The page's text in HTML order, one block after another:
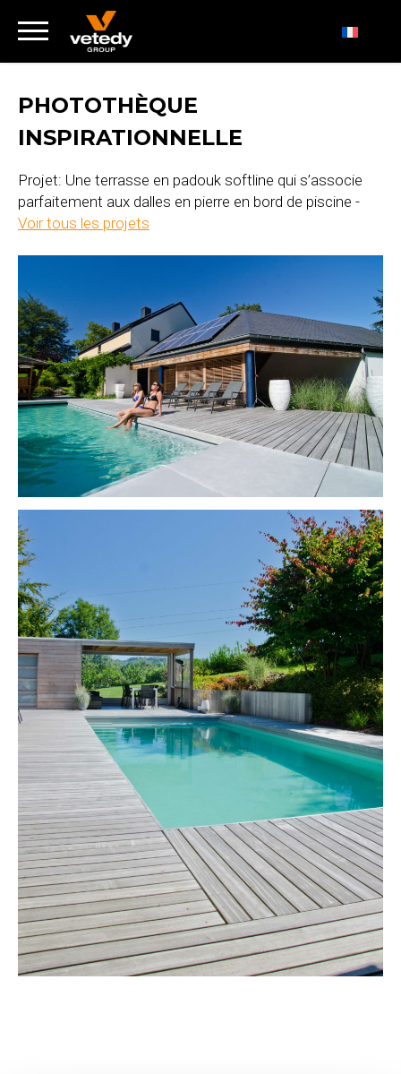
PHOTOTHÈQUE
INSPIRATIONNELLE
Projet: Une terrasse en padouk softline qui s’associe
parfaitement aux dalles en pierre en bord de piscine -
Voir tous les projets